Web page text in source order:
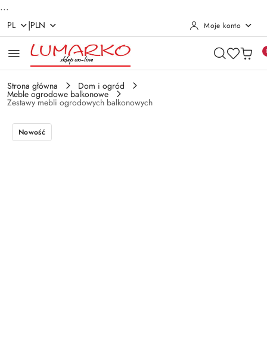
...
Przejdź do treści głównej
Przejdź do wyszukiwarki
Przejdź do moje konto
Przejdź do menu głównego
Przejdź do opisu produktu
Przejdź do stopki
PL |PLN Moje konto
Strona główna Dom i ogród
Meble ogrodowe balkonowe
Zestawy mebli ogrodowych balkonowych
Nowość